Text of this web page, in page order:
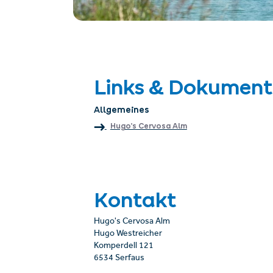
Links &
Allgemeines
Hugo's Cervosa Alm
Kontakt
Hugo's Cervosa Alm
Hugo Westreicher
Komperdell 121
6534 Serfaus